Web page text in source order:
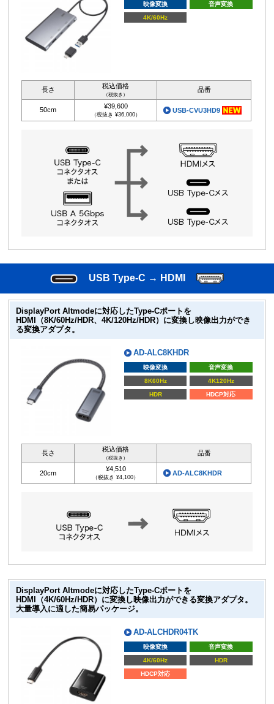
映像変換
音声変換
4K/60Hz
長さ 税込価格
（税抜き）
品番
50cm ¥39,600
（税抜き ¥36,000）
USB-CVU3HD9
USB Type-C → HDMI
DisplayPort Altmodeに対応したType-Cポートを
HDMI（8K/60Hz/HDR、4K/120Hz/HDR）に変換し映像出力ができ
る変換アダプタ。
AD-ALC8KHDR
映像変換
音声変換
8K60Hz
4K120Hz
HDR
HDCP対応
長さ 税込価格
（税抜き）
品番
20cm
¥4,510
（税抜き ¥4,100）
AD-ALC8KHDR
DisplayPort Altmodeに対応したType-Cポートを
HDMI（4K/60Hz/HDR）に変換し映像出力ができる変換アダプタ。
大量導入に適した簡易パッケージ。
AD-ALCHDR04TK
映像変換
音声変換
4K/60Hz
HDR
HDCP対応